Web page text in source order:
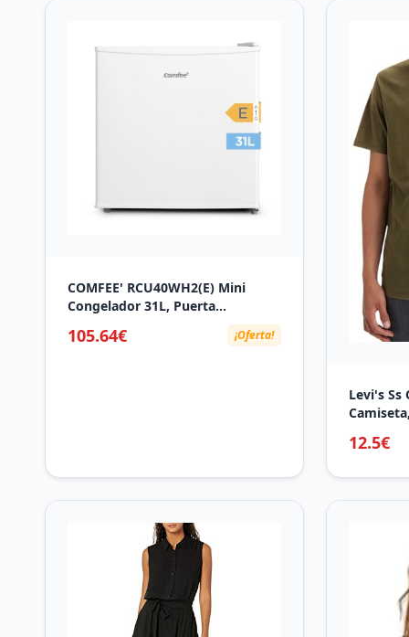
COMFEE' RCU40WH2(E) Mini
Congelador 31L, Puerta
Reversible, 4 Estrellas, Silencioso,
práctico en la Oficina, Hotel y
105.64€ ¡Oferta!
Levi's Ss
12.5€